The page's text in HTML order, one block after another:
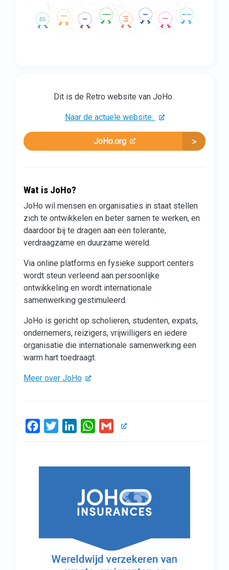
Dit is de Retro website van JoHo.
Naar de actuele website:
JoHo.org
Wat is JoHo?
JoHo wil mensen en organisaties in staat stellen
zich te ontwikkelen en beter samen te werken, en
daardoor bij te dragen aan een tolerante,
verdraagzame en duurzame wereld.
Via online platforms en fysieke support centers
wordt steun verleend aan persoonlijke
ontwikkeling en wordt internationale
samenwerking gestimuleerd.
JoHo is gericht op scholieren, studenten, expats,
ondernemers, reizigers, vrijwilligers en iedere
organisatie die internationale samenwerking een
warm hart toedraagt.
Meer over JoHo
FacebookTwitterLinkedInWhatsApp
Gmail